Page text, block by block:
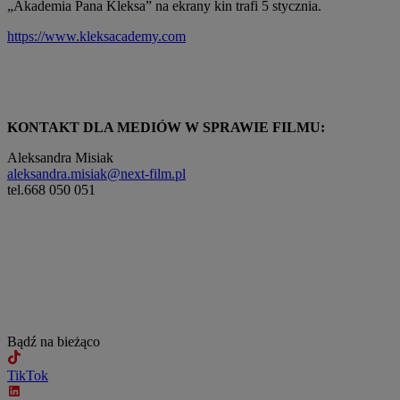
„Akademia Pana Kleksa” na ekrany kin trafi 5 stycznia.
https://www.kleksacademy.com
KONTAKT DLA MEDIÓW W SPRAWIE FILMU:
Aleksandra Misiak
aleksandra.misiak@next-film.pl
tel.668 050 051
Bądź na bieżąco
TikTok